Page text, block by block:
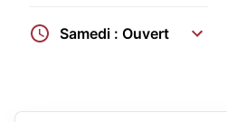
Samedi : Ouvert